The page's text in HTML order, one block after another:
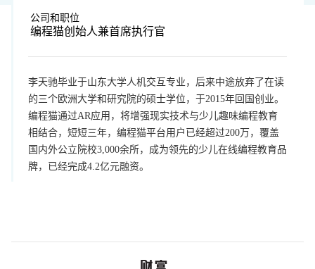
公司和职位
编程猫创始人兼首席执行官
李天驰毕业于山东大学人机交互专业，后来中途放弃了在读
的三个欧洲大学和研究院的硕士学位，于2015年回国创业。
编程猫通过AR应用，将增强现实技术与少儿趣味编程教育
相结合，短短三年，编程猫平台用户已经超过200万，覆盖
国内外公立院校3,000余所，成为领先的少儿在线编程教育品
牌，已经完成4.2亿元融资。